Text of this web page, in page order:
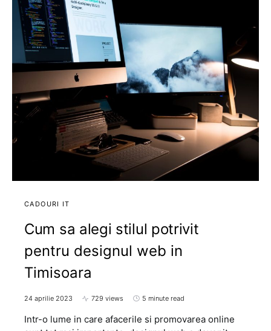
CADOURI IT
Cum sa alegi stilul potrivit
pentru designul web in
Timisoara
24 aprilie 2023 729 views 5 minute read
Intr-o lume in care afacerile si promovarea online